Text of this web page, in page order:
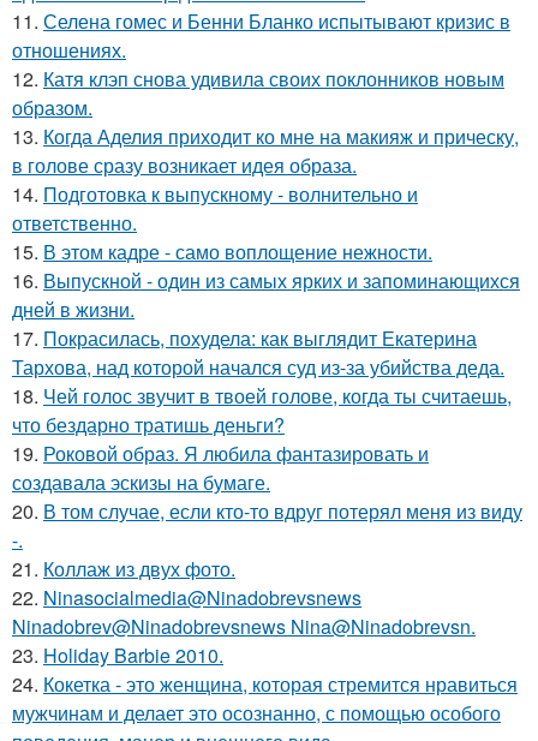
11. Селена гомес и Бенни Бланко испытывают кризис в
отношениях.
12. Катя клэп снова удивила своих поклонников новым
образом.
13. Когда Аделия приходит ко мне на макияж и прическу,
в голове сразу возникает идея образа.
14. Подготовка к выпускному - волнительно и
ответственно.
15. В этом кадре - само воплощение нежности.
16. Выпускной - один из самых ярких и запоминающихся
дней в жизни.
17. Покрасилась, похудела: как выглядит Екатерина
Тархова, над которой начался суд из-за убийства деда.
18. Чей голос звучит в твоей голове, когда ты считаешь,
что бездарно тратишь деньги?
19. Роковой образ. Я любила фантазировать и
создавала эскизы на бумаге.
20. В том случае, если кто-то вдруг потерял меня из виду
-.
21. Коллаж из двух фото.
22. Ninasocialmedia@Ninadobrevsnews
Ninadobrev@Ninadobrevsnews Nina@Ninadobrevsn.
23. Holiday Barbie 2010.
24. Кокетка - это женщина, которая стремится нравиться
мужчинам и делает это осознанно, с помощью особого